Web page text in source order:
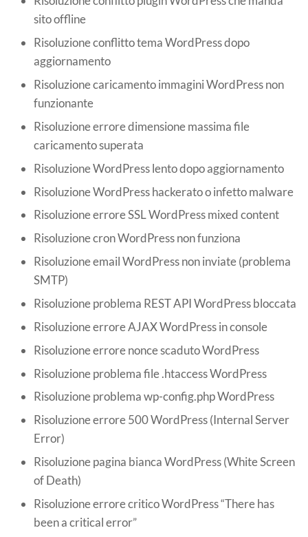
sito offline
Risoluzione conflitto tema WordPress dopo
aggiornamento
Risoluzione caricamento immagini WordPress non
funzionante
Risoluzione errore dimensione massima file
caricamento superata
Risoluzione WordPress lento dopo aggiornamento
Risoluzione WordPress hackerato o infetto malware
Risoluzione errore SSL WordPress mixed content
Risoluzione cron WordPress non funziona
Risoluzione email WordPress non inviate (problema
SMTP)
Risoluzione problema REST API WordPress bloccata
Risoluzione errore AJAX WordPress in console
Risoluzione errore nonce scaduto WordPress
Risoluzione problema file .htaccess WordPress
Risoluzione problema wp-config.php WordPress
Risoluzione errore 500 WordPress (Internal Server
Error)
Risoluzione pagina bianca WordPress (White Screen
of Death)
Risoluzione errore critico WordPress “There has
been a critical error”